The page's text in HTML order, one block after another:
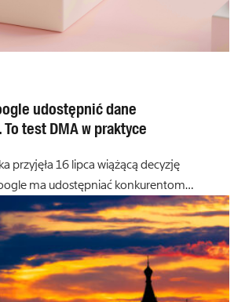
udostępnić dane
test DMA w praktyce
przyjęła 16 lipca wiążącą decyzję
ma udostępniać konkurentom…